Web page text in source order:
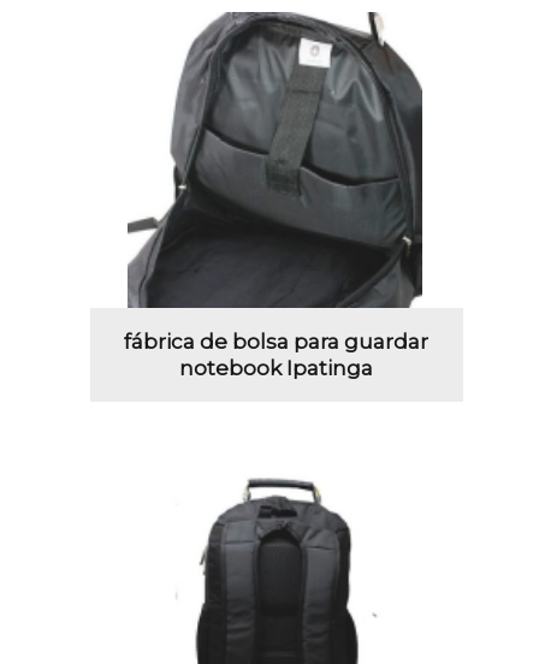
fábrica de bolsa para guardar
notebook Ipatinga